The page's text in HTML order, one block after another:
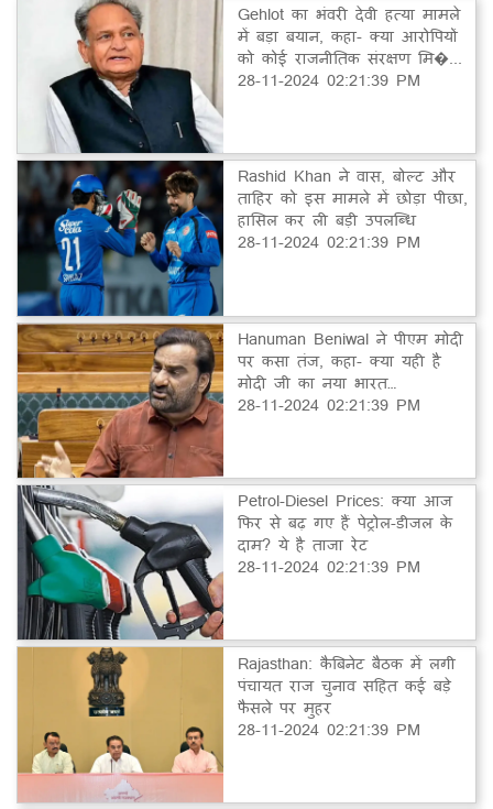
Gehlot का भंवरी देवी हत्या मामले
में बड़ा बयान, कहा- क्या आरोपियों
को कोई राजनीतिक संरक्षण मि�...
28-11-2024 02:21:39 PM
Rashid Khan ने वास, बोल्ट और
ताहिर को इस मामले में छोड़ा पीछा,
हासिल कर ली बड़ी उपलब्धि
28-11-2024 02:21:39 PM
Hanuman Beniwal ने पीएम मोदी
पर कसा तंज, कहा- क्या यही है
मोदी जी का नया भारत…
28-11-2024 02:21:39 PM
Petrol-Diesel Prices: क्या आज
फिर से बढ़ गए हैं पेट्रोल-डीजल के
दाम? ये है ताजा रेट
28-11-2024 02:21:39 PM
Rajasthan: कैबिनेट बैठक में लगी
पंचायत राज चुनाव सहित कई बड़े
फैसले पर मुहर
28-11-2024 02:21:39 PM